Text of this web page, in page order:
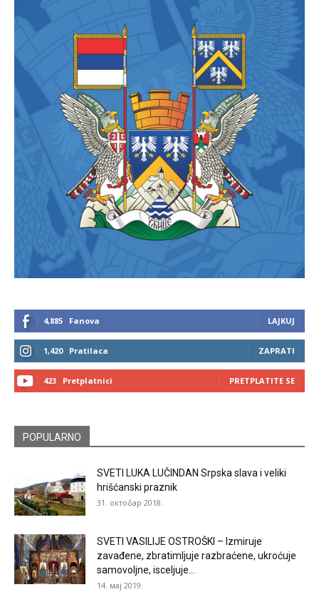
4,885 Fanova LAJKUJ
1,420 Pratilaca ZAPRATI
423 Pretplatnici PRETPLATITE SE
POPULARNO
SVETI LUKA LUČINDAN Srpska slava i veliki
hrišćanski praznik
31. октобар 2018.
SVETI VASILIJE OSTROŠKI – Izmiruje
zavađene, zbratimljuje razbraćene, ukroćuje
samovoljne, isceljuje...
14. мај 2019.